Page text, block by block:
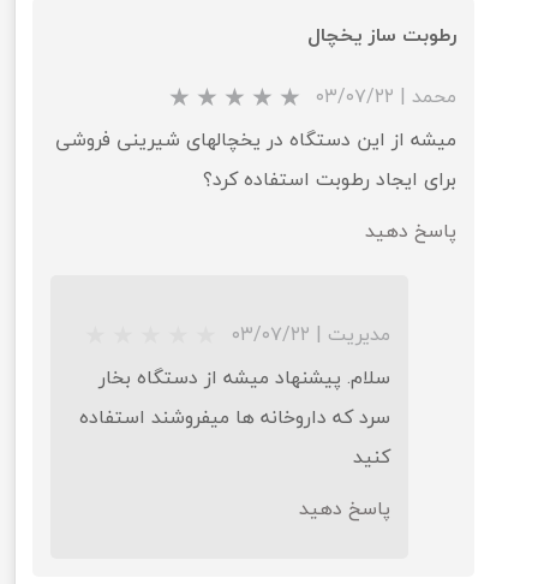
★
رطوبت ساز یخچال
محمد | ۰۳/۰۷/۲۲
میشه از این دستگاه در یخچالهای شیرینی فروشی
برای ایجاد رطوبت استفاده کرد؟
پاسخ دهید
مدیریت | ۰۳/۰۷/۲۲
سلام. پیشنهاد میشه از دستگاه بخار
سرد که داروخانه ها میفروشند استفاده
کنید
پاسخ دهید